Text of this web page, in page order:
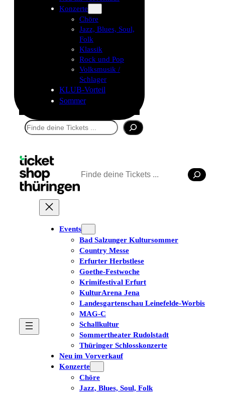
Konzerte
Chöre
Jazz, Blues, Soul,
Folk
Klassik
Rock und Pop
Volksmusik /
Schlager
KLUB-Vorteil
Sommer
Suchen
Suchen
Events
Bad Salzunger Kultursommer
Country Messe
Erfurter Herbstlese
Goethe-Festwoche
Krimifestival Erfurt
KulturArena Jena
Landesgartenschau Leinefelde-Worbis
MAG-C
Schallkultur
Sommertheater Rudolstadt
Thüringer Schlosskonzerte
Neu im Vorverkauf
Konzerte
Chöre
Jazz, Blues, Soul, Folk